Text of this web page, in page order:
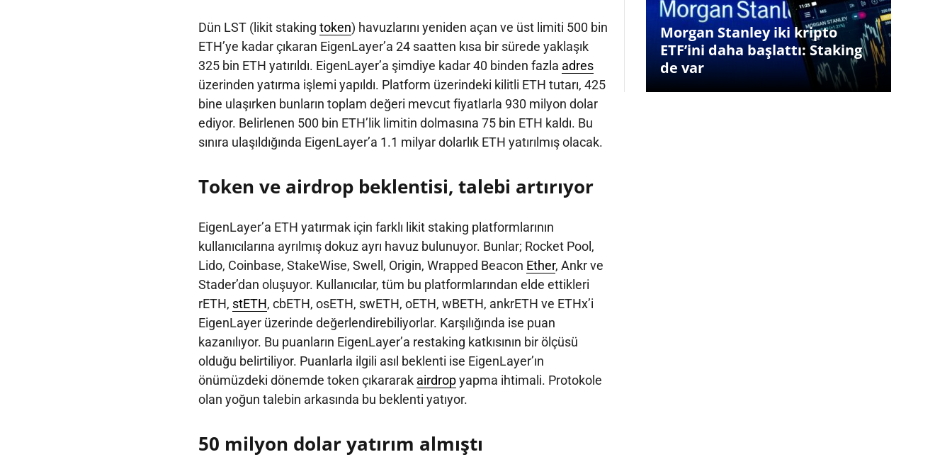
Dün LST (likit staking token) havuzlarını yeniden açan ve üst limiti 500 bin
ETH’ye kadar çıkaran EigenLayer’a 24 saatten kısa bir sürede yaklaşık
325 bin ETH yatırıldı. EigenLayer’a şimdiye kadar 40 binden fazla adres
üzerinden yatırma işlemi yapıldı. Platform üzerindeki kilitli ETH tutarı, 425
bine ulaşırken bunların toplam değeri mevcut fiyatlarla 930 milyon dolar
ediyor. Belirlenen 500 bin ETH’lik limitin dolmasına 75 bin ETH kaldı. Bu
sınıra ulaşıldığında EigenLayer’a 1.1 milyar dolarlık ETH yatırılmış olacak.
Token ve airdrop beklentisi, talebi artırıyor
EigenLayer’a ETH yatırmak için farklı likit staking platformlarının
kullanıcılarına ayrılmış dokuz ayrı havuz bulunuyor. Bunlar; Rocket Pool,
Lido, Coinbase, StakeWise, Swell, Origin, Wrapped Beacon Ether, Ankr ve
Stader’dan oluşuyor. Kullanıcılar, tüm bu platformlarından elde ettikleri
rETH, stETH, cbETH, osETH, swETH, oETH, wBETH, ankrETH ve ETHx’i
EigenLayer üzerinde değerlendirebiliyorlar. Karşılığında ise puan
kazanılıyor. Bu puanların EigenLayer’a restaking katkısının bir ölçüsü
olduğu belirtiliyor. Puanlarla ilgili asıl beklenti ise EigenLayer’ın
önümüzdeki dönemde token çıkararak airdropyapma ihtimali. Protokole
olan yoğun talebin arkasında bu beklenti yatıyor.
50 milyon dolar yatırım almıştı
Morgan Stanley iki kripto
ETF’ini daha başlattı: Staking
de var